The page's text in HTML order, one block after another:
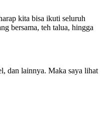
kita bisa ikuti seluruh
bersama, teh talua, hingga
dan lainnya. Maka saya lihat